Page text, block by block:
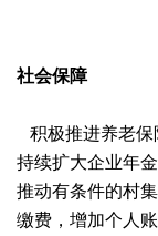
社会保障
积极推进养老保
持续扩大企业年
推动有条件的村
缴费，增加个人账